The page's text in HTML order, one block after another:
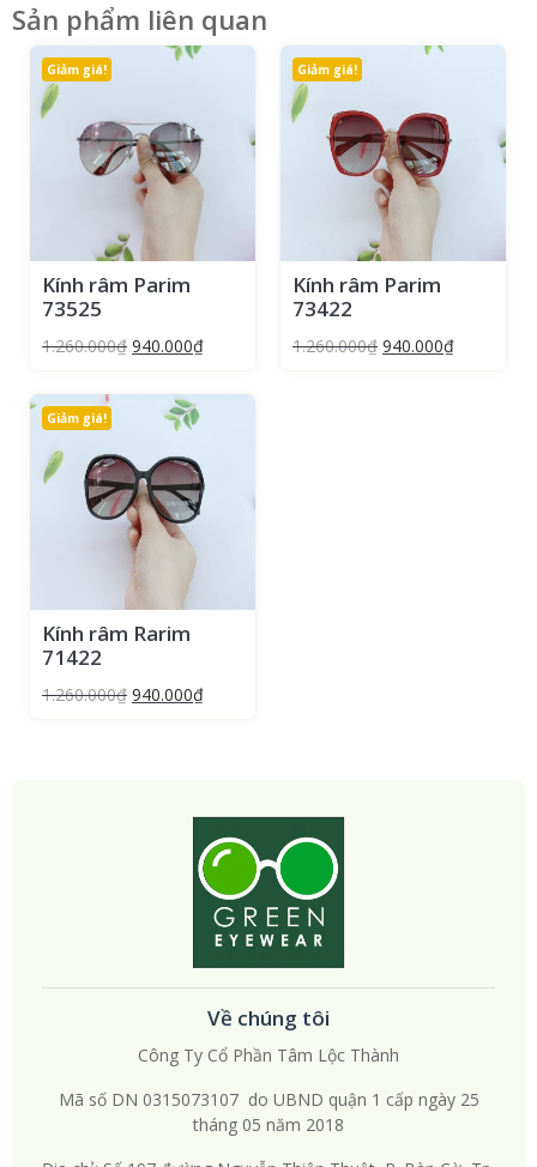
Sản phẩm liên quan
Giảm giá!
Kính râm Parim
73525
1.260.000₫ 940.000₫
Giảm giá!
Kính râm Parim
73422
1.260.000₫ 940.000₫
Giảm giá!
Kính râm Rarim
71422
1.260.000₫ 940.000₫
Về chúng tôi
Công Ty Cổ Phần Tâm Lộc Thành
Mã số DN 0315073107 do UBND quận 1 cấp ngày 25
tháng 05 năm 2018